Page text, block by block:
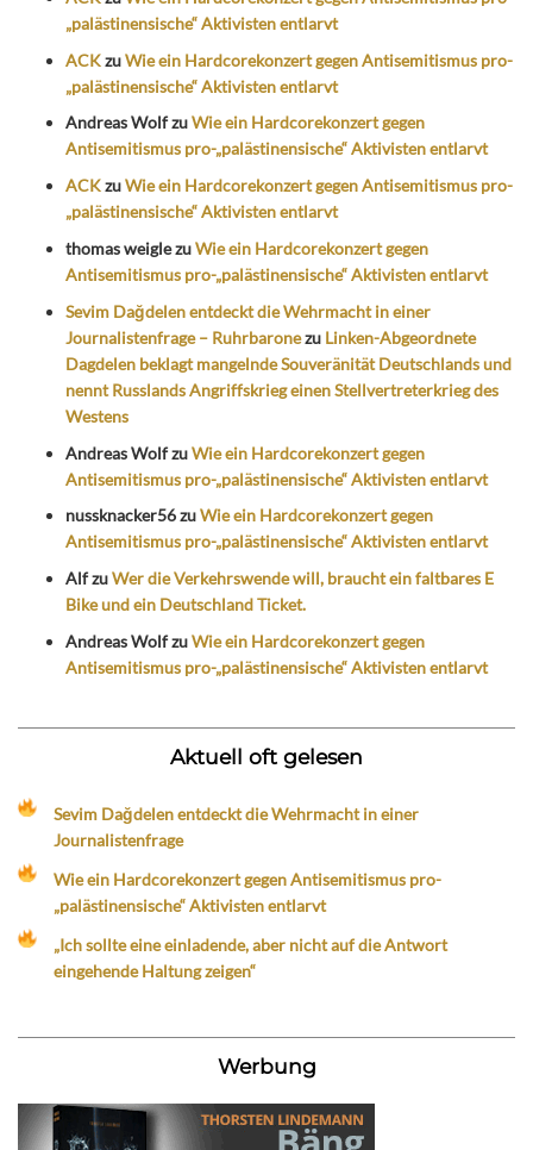
„palästinensische“ Aktivisten entlarvt
ACKzuWie ein Hardcorekonzert gegen Antisemitismus pro-
„palästinensische“ Aktivisten entlarvt
Andreas WolfzuWie ein Hardcorekonzert gegen
Antisemitismus pro-„palästinensische“ Aktivisten entlarvt
ACKzuWie ein Hardcorekonzert gegen Antisemitismus pro-
„palästinensische“ Aktivisten entlarvt
thomas weiglezuWie ein Hardcorekonzert gegen
Antisemitismus pro-„palästinensische“ Aktivisten entlarvt
Sevim Dağdelen entdeckt die Wehrmacht in einer
Journalistenfrage – Ruhrbaronezu Linken-Abgeordnete
Dagdelen beklagt mangelnde Souveränität Deutschlands und
nennt Russlands Angriffskrieg einen Stellvertreterkrieg des
Westens
Andreas WolfzuWie ein Hardcorekonzert gegen
Antisemitismus pro-„palästinensische“ Aktivisten entlarvt
nussknacker56zuWie ein Hardcorekonzert gegen
Antisemitismus pro-„palästinensische“ Aktivisten entlarvt
AlfzuWer die Verkehrswende will, braucht ein faltbares E
Bike und ein Deutschland Ticket.
Andreas WolfzuWie ein Hardcorekonzert gegen
Antisemitismus pro-„palästinensische“ Aktivisten entlarvt
Aktuell oft gelesen
Sevim Dağdelen entdeckt die Wehrmacht in einer
Journalistenfrage
Wie ein Hardcorekonzert gegen Antisemitismus pro-
„palästinensische“ Aktivisten entlarvt
„Ich sollte eine einladende, aber nicht auf die Antwort
eingehende Haltung zeigen“
Werbung